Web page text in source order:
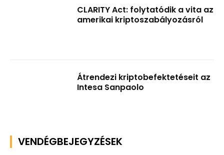
CLARITY Act: folytatódik a vita az
amerikai kriptoszabályozásról
Átrendezi kriptobefektetéseit az
Intesa Sanpaolo
VENDÉGBEJEGYZÉSEK